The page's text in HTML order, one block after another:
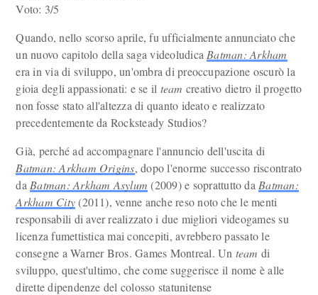
Voto: 3/5
Quando, nello scorso aprile, fu ufficialmente annunciato che
un nuovo capitolo della saga videoludica Batman: Arkham
era in via di sviluppo, un'ombra di preoccupazione oscurò la
gioia degli appassionati: e se il team creativo dietro il progetto
non fosse stato all'altezza di quanto ideato e realizzato
precedentemente da Rocksteady Studios?
Già, perché ad accompagnare l'annuncio dell'uscita di
Batman: Arkham Origins, dopo l'enorme successo riscontrato
da Batman: Arkham Asylum (2009) e soprattutto da Batman:
Arkham City(2011), venne anche reso noto che le menti
responsabili di aver realizzato i due migliori videogames su
licenza fumettistica mai concepiti, avrebbero passato le
consegne a Warner Bros. Games Montreal. Un team di
sviluppo, quest'ultimo, che come suggerisce il nome è alle
dirette dipendenze del colosso statunitense